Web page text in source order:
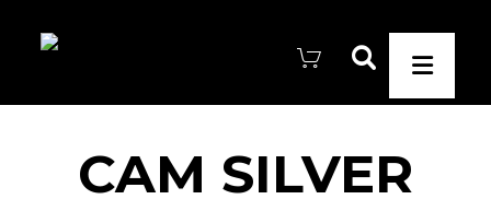
CAM SILVER